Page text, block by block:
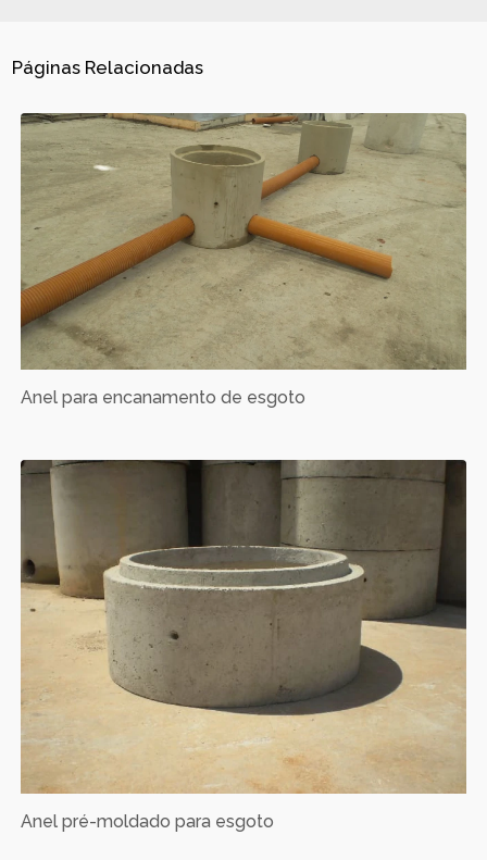
Páginas Relacionadas
Anel para encanamento de esgoto
Anel pré-moldado para esgoto